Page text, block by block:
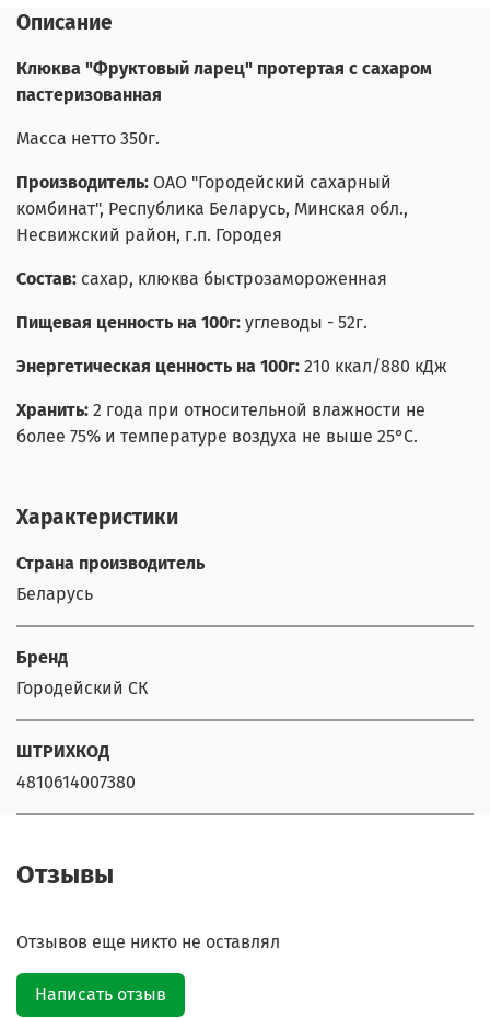
Описание
Клюква "Фруктовый ларец" протертая с сахаром
пастеризованная
Масса нетто 350г.
Производитель: ОАО "Городейский сахарный
комбинат", Республика Беларусь, Минская обл.,
Несвижский район, г.п. Городея
Состав: сахар, клюква быстрозамороженная
Пищевая ценность на 100г: углеводы - 52г.
Энергетическая ценность на 100г: 210 ккал/880 кДж
Хранить: 2 года при относительной влажности не
более 75% и температуре воздуха не выше 25°C.
Характеристики
Страна производитель
Беларусь
Бренд
Городейский СК
ШТРИХКОД
4810614007380
Отзывы
Отзывов еще никто не оставлял
Написать отзыв